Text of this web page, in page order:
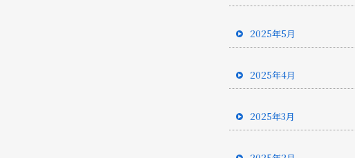
2025年5月
2025年4月
2025年3月